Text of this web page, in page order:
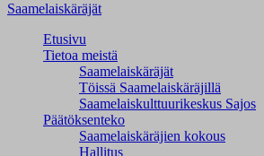
Saamelaiskäräjät
Etusivu
Tietoa meistä
Saamelaiskäräjät
Töissä Saamelaiskäräjillä
Saamelaiskulttuuri­keskus Sajos
Päätöksenteko
Saamelaiskäräjien kokous
Hallitus